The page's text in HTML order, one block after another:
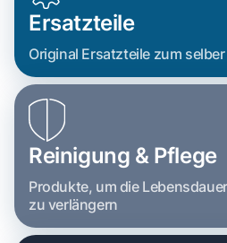
Ersatzteile
Original Ersatzteile zum
Reinigung & Pflege
Produkte, um die
zu verlängern